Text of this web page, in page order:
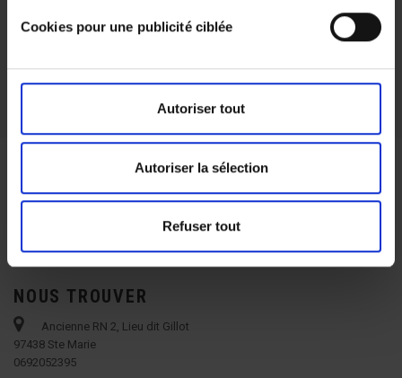
Cookies pour une publicité ciblée
Autoriser tout
Autoriser la sélection
Refuser tout
NOUS TROUVER
Ancienne RN 2, Lieu dit Gillot
97438 Ste Marie
0692052395